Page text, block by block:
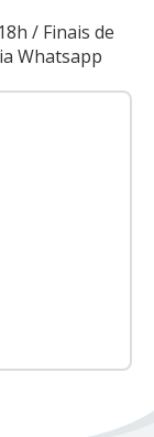
/ Finais de
Whatsapp